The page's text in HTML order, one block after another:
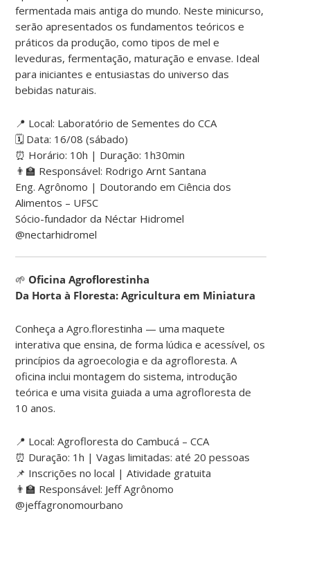
fermentada mais antiga do mundo. Neste minicurso,
serão apresentados os fundamentos teóricos e
práticos da produção, como tipos de mel e
leveduras, fermentação, maturação e envase. Ideal
para iniciantes e entusiastas do universo das
bebidas naturais.
📍 Local: Laboratório de Sementes do CCA
🗓 Data: 16/08 (sábado)
⏰ Horário: 10h | Duração: 1h30min
👨‍🏫 Responsável: Rodrigo Arnt Santana
Eng. Agrônomo | Doutorando em Ciência dos
Alimentos – UFSC
Sócio-fundador da Néctar Hidromel
@nectarhidromel
🌱 Oficina Agroflorestinha
Da Horta à Floresta: Agricultura em Miniatura
Conheça a Agro.florestinha — uma maquete
interativa que ensina, de forma lúdica e acessível, os
princípios da agroecologia e da agrofloresta. A
oficina inclui montagem do sistema, introdução
teórica e uma visita guiada a uma agrofloresta de
10 anos.
📍 Local: Agrofloresta do Cambucá – CCA
⏰ Duração: 1h | Vagas limitadas: até 20 pessoas
📌 Inscrições no local | Atividade gratuita
👨‍🏫 Responsável: Jeff Agrônomo
@jeffagronomourbano